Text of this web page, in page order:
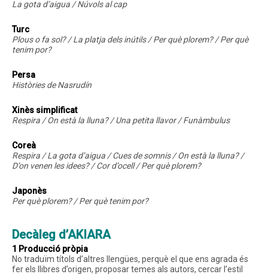
La gota d’aigua / Núvols al cap
Turc
Plous o fa sol? / La platja dels inútils / Per què plorem? / Per què
tenim por?
Persa
Històries de Nasrudín
Xinès simplificat
Respira / On està la lluna? / Una petita llavor / Funàmbulus
Coreà
Respira / La gota d’aigua / Cues de somnis / On està la lluna? /
D’on venen les idees? / Cor d’ocell / Per què plorem?
Japonès
Per què plorem? / Per què tenim por?
Decàleg d’AKIARA
1 Producció pròpia
No traduïm títols d’altres llengües, perquè el que ens agrada és
fer els llibres d’origen, proposar temes als autors, cercar l’estil